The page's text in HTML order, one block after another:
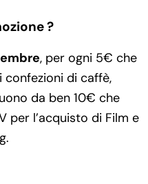
?
, per ogni 5€ che
confezioni di caffè,
da ben 10€ che
per l’acquisto di Film e